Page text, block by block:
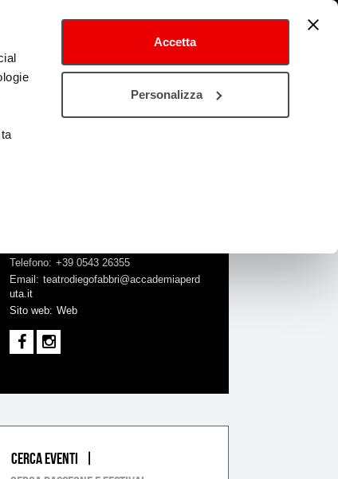
Accetta
Personalizza
Telefono
+39 0543 26355
Email
teatrodiegofabbri@accademiaperd
uta.it
Sito web
Web
COSA
Cerca eventi